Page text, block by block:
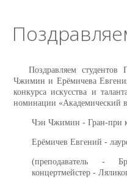
Поздравляем студентов
Чжимин и Ерёмичева
конкурса искусства и
номинации «Академический
Чэн Чжимин - Гран-при
Ерёмичев Евгений -
(преподаватель -
концертмейстер -